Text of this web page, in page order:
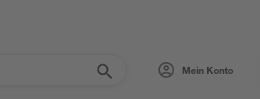
Mein Konto